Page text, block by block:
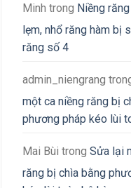
Minh trong Niềng
lẹm, nhổ răng hàm bị
răng số 4
admin_niengrang
một ca niềng răng bị
phương pháp kéo lùi
Mai Bùi trong Sửa lại
răng bị chìa bằng